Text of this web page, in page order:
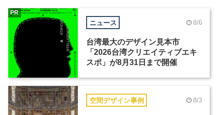
ニュース 8/6
台湾最大のデザイン見本市
「2026台湾クリエイティブエキ
スポ」が8月31日まで開催
PR
空間デザイン事例 8/3